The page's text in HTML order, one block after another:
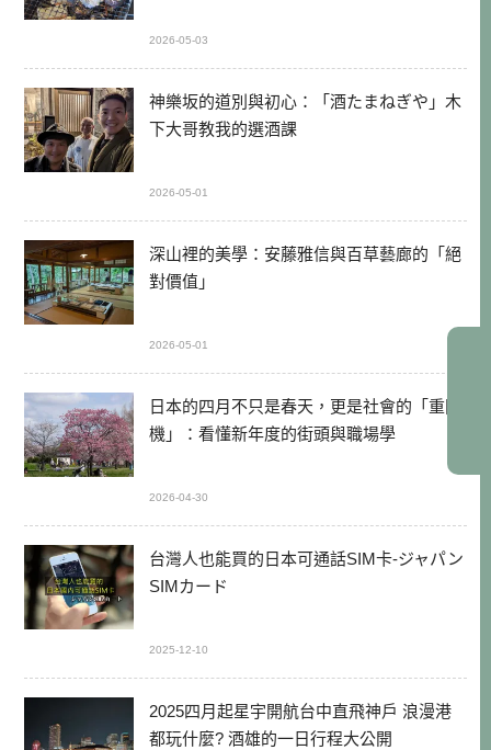
2026-05-03
神樂坂的道別與初心：「酒たまねぎや」木
下大哥教我的選酒課
2026-05-01
深山裡的美學：安藤雅信與百草藝廊的「絕
對價值」
2026-05-01
日本的四月不只是春天，更是社會的「重開
機」：看懂新年度的街頭與職場學
2026-04-30
台灣人也能買的日本可通話SIM卡-ジャパン
SIMカード
2025-12-10
2025四月起星宇開航台中直飛神戶 浪漫港
都玩什麼? 酒雄的一日行程大公開